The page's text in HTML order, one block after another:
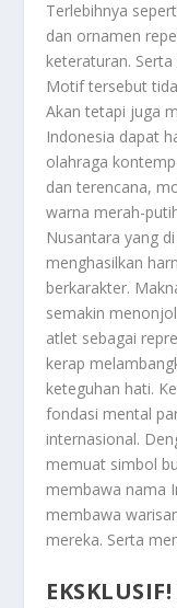
Terlebihnya
dan ornamen
keteraturan.
Motif tersebut
Akan tetapi juga
Indonesia dapat
olahraga
dan terencana,
warna merah-
Nusantara yang
menghasilkan
berkarakter.
semakin
atlet sebagai
kerap
keteguhan hati.
fondasi mental
internasional.
memuat simbol
membawa nama
membawa
mereka. Serta